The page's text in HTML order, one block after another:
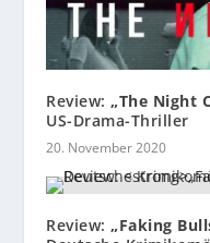
Review: „The Night
US-Drama-Thriller
20. November 2020
Review: „Faking